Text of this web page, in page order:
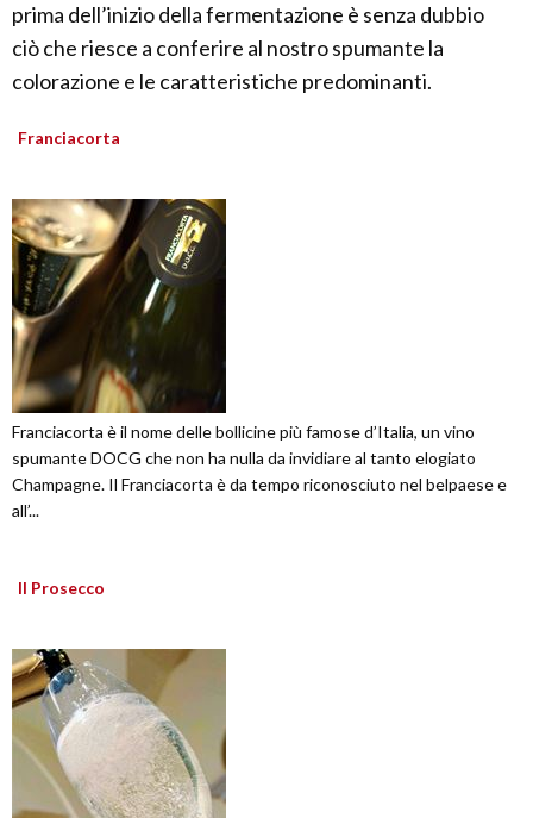
prima dell’inizio della fermentazione è senza dubbio
ciò che riesce a conferire al nostro spumante la
colorazione e le caratteristiche predominanti.
Franciacorta
Franciacorta è il nome delle bollicine più famose d’Italia, un vino
spumante DOCG che non ha nulla da invidiare al tanto elogiato
Champagne. Il Franciacorta è da tempo riconosciuto nel belpaese e
all’...
Il Prosecco